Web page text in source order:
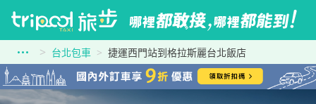
台北包車 捷運西門站到格拉斯麗台北飯店